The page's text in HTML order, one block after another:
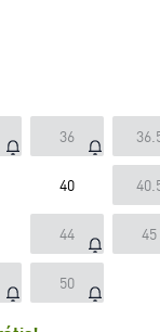
36
40
44 45
50